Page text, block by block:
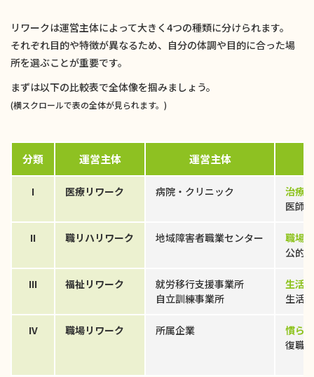
リワークは運営主体によって大きく4つの種類に分けられます。
それぞれ目的や特徴が異なるため、自分の体調や目的に合った場
所を選ぶことが重要です。
まずは以下の比較表で全体像を掴みましょう。
(横スクロールで表の全体が見られます。)
分類 運営主体 運営主体
I 医療リワーク 病院・クリニック
治療
医師
II 職リハリワーク 地域障害者職業センター
職場
公的
III 福祉リワーク
就労移行支援事業所
自立訓練事業所
生活
生活
IV 職場リワーク 所属企業
慣ら
復職